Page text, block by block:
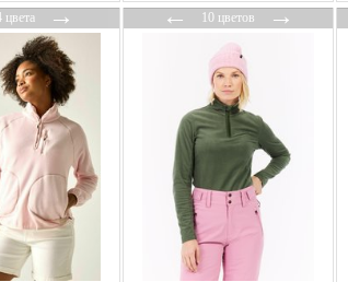
цвета→ ←10 цветов→